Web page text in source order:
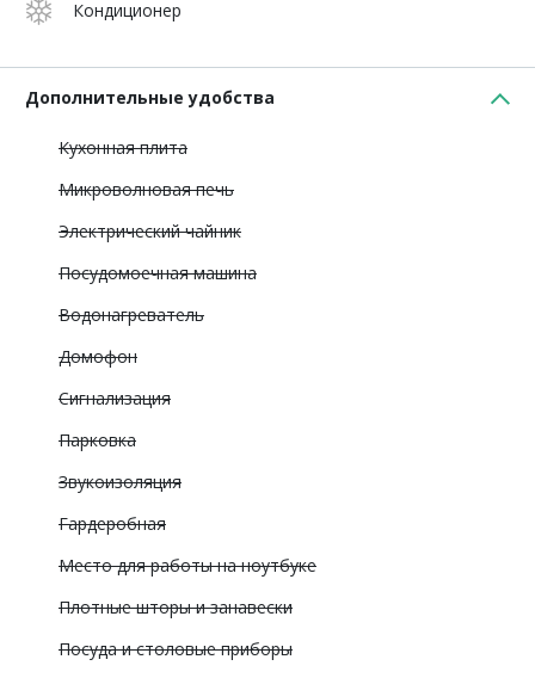
Кондиционер
Дополнительные удобства
Кухонная плита
Микроволновая печь
Электрический чайник
Посудомоечная машина
Водонагреватель
Домофон
Сигнализация
Парковка
Звукоизоляция
Гардеробная
Место для работы на ноутбуке
Плотные шторы и занавески
Посуда и столовые приборы